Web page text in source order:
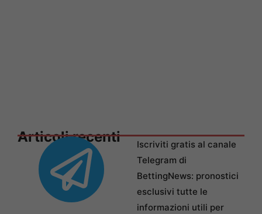
Articoli recenti
Iscriviti gratis al canale
Telegram di
BettingNews: pronostici
esclusivi tutte le
informazioni utili per